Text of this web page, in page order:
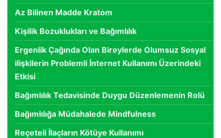
Az Bilinen Madde Kratom
Kişilik Bozuklukları ve Bağımlılık
Ergenlik Çağında Olan Bireylerde Olumsuz Sosyal
ilişkilerin Problemli İnternet Kullanımı Üzerindeki
Etkisi
Bağımlılık Tedavisinde Duygu Düzenlemenin Rolü
Bağımlılığa Müdahalede Mindfulness
Reçeteli İlaçların Kötüye Kullanımı